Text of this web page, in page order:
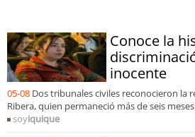
Conoce la
inocente
05-08 Dos tribunales civiles reconocieron la
Ribera, quien permaneció más de seis
soyiquique